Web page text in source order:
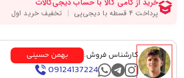
کارشناس فروش: بهمن حسینی
09124137224